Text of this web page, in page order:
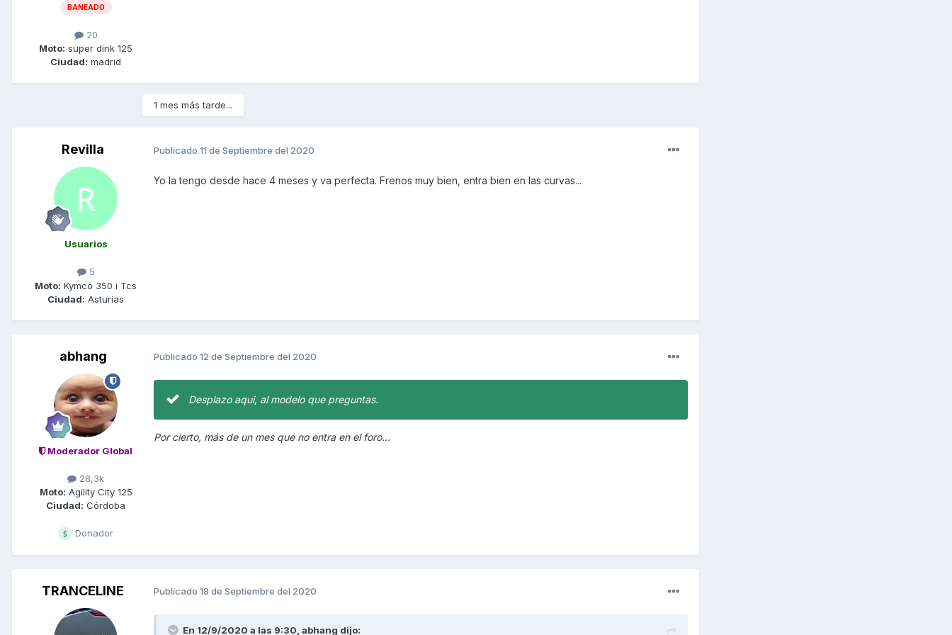
BANEADO
20
Moto: super dink 125
Ciudad: madrid
1 mes más tarde...
Revilla
Usuarios
5
Moto: Kymco 350 i Tcs
Ciudad: Asturias
Publicado 11 de Septiembre del 2020
Yo la tengo desde hace 4 meses y va perfecta. Frenos muy bien, entra bien en las curvas...
abhang
Moderador Global
28,3k
Moto: Agility City 125
Ciudad: Córdoba
Donador
Publicado 12 de Septiembre del 2020
Desplazo aqui, al modelo que preguntas.
Por cierto, más de un mes que no entra en el foro...
TRANCELINE Publicado 18 de Septiembre del 2020
En 12/9/2020 a las 9:30, abhang dijo: